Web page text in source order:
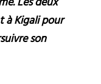
à Kigali pour
son